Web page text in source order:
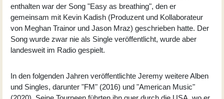
enthalten war der Song "Easy as breathing", den er
gemeinsam mit Kevin Kadish (Produzent und Kollaborateur
von Meghan Trainor und Jason Mraz) geschrieben hatte. Der
Song wurde zwar nie als Single veröffentlicht, wurde aber
landesweit im Radio gespielt.
In den folgenden Jahren veröffentlichte Jeremy weitere Alben
und Singles, darunter "FM" (2016) und "American Music"